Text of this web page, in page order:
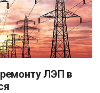
ЛЭП в